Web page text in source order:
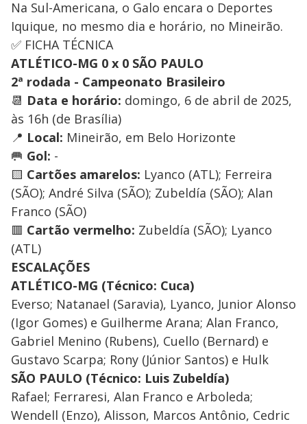
Na Sul-Americana, o Galo encara o Deportes
Iquique, no mesmo dia e horário, no Mineirão.
✅ FICHA TÉCNICA
ATLÉTICO-MG 0 x 0 SÃO PAULO
2ª rodada - Campeonato Brasileiro
📆 Data e horário: domingo, 6 de abril de 2025,
às 16h (de Brasília)
📍 Local: Mineirão, em Belo Horizonte
🥅 Gol: -
🟨 Cartões amarelos: Lyanco (ATL); Ferreira
(SÃO); André Silva (SÃO); Zubeldía (SÃO); Alan
Franco (SÃO)
🟥 Cartão vermelho: Zubeldía (SÃO); Lyanco
(ATL)
ESCALAÇÕES
ATLÉTICO-MG (Técnico: Cuca)
Everso; Natanael (Saravia), Lyanco, Junior Alonso
(Igor Gomes) e Guilherme Arana; Alan Franco,
Gabriel Menino (Rubens), Cuello (Bernard) e
Gustavo Scarpa; Rony (Júnior Santos) e Hulk
SÃO PAULO (Técnico: Luis Zubeldía)
Rafael; Ferraresi, Alan Franco e Arboleda;
Wendell (Enzo), Alisson, Marcos Antônio, Cedric